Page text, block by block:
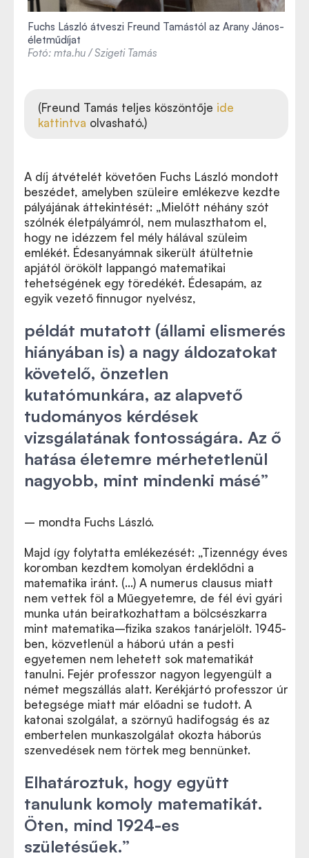
Fuchs László átveszi Freund Tamástól az Arany János-
életműdíjat
Fotó: mta.hu / Szigeti Tamás
(Freund Tamás teljes köszöntője ide
kattintva olvasható.)
A díj átvételét követően Fuchs László mondott
beszédet, amelyben szüleire emlékezve kezdte
pályájának áttekintését: „Mielőtt néhány szót
szólnék életpályámról, nem mulaszthatom el,
hogy ne idézzem fel mély hálával szüleim
emlékét. Édesanyámnak sikerült átültetnie
apjától örökölt lappangó matematikai
tehetségének egy töredékét. Édesapám, az
egyik vezető finnugor nyelvész,
példát mutatott (állami elismerés
hiányában is) a nagy áldozatokat
követelő, önzetlen
kutatómunkára, az alapvető
tudományos kérdések
vizsgálatának fontosságára. Az ő
hatása életemre mérhetetlenül
nagyobb, mint mindenki másé”
– mondta Fuchs László.
Majd így folytatta emlékezését: „Tizennégy éves
koromban kezdtem komolyan érdeklődni a
matematika iránt. (…) A numerus clausus miatt
nem vettek föl a Műegyetemre, de fél évi gyári
munka után beiratkozhattam a bölcsészkarra
mint matematika–fizika szakos tanárjelölt. 1945-
ben, közvetlenül a háború után a pesti
egyetemen nem lehetett sok matematikát
tanulni. Fejér professzor nagyon legyengült a
német megszállás alatt. Kerékjártó professzor úr
betegsége miatt már előadni se tudott. A
katonai szolgálat, a szörnyű hadifogság és az
embertelen munkaszolgálat okozta háborús
szenvedések nem törtek meg bennünket.
Elhatároztuk, hogy együtt
tanulunk komoly matematikát.
Öten, mind 1924-es
születésűek.”